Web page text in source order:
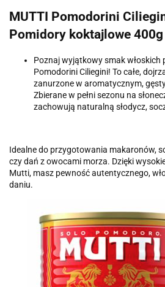
MUTTI Pomodorini
Pomidory koktajlowe 400g
Poznaj wyjątkowy smak
Pomodorini Ciliegini! To całe,
zanurzone w aromatycznym,
Zbierane w pełni sezonu na
zachowują naturalną słodycz,
Idealne do przygotowania makaronów,
czy dań z owocami morza. Dzięki
Mutti, masz pewność autentycznego,
daniu.